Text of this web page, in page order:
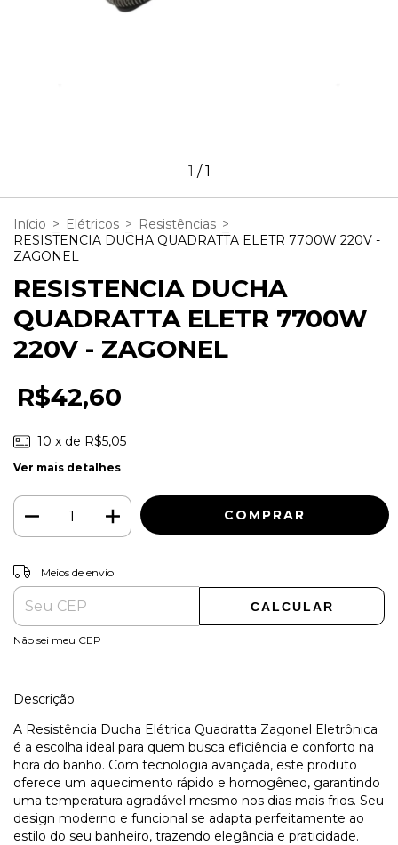
1 /1
Início > Elétricos > Resistências >
RESISTENCIA DUCHA QUADRATTA ELETR 7700W 220V -
ZAGONEL
RESISTENCIA DUCHA
QUADRATTA ELETR 7700W
220V - ZAGONEL
R$42,60
10 x de R$5,05
Ver mais detalhes
Entregas para o CEP:
Meios de envio
CALCULAR
Não sei meu CEP
Descrição
A Resistência Ducha Elétrica Quadratta Zagonel Eletrônica
é a escolha ideal para quem busca eficiência e conforto na
hora do banho. Com tecnologia avançada, este produto
oferece um aquecimento rápido e homogêneo, garantindo
uma temperatura agradável mesmo nos dias mais frios. Seu
design moderno e funcional se adapta perfeitamente ao
estilo do seu banheiro, trazendo elegância e praticidade.